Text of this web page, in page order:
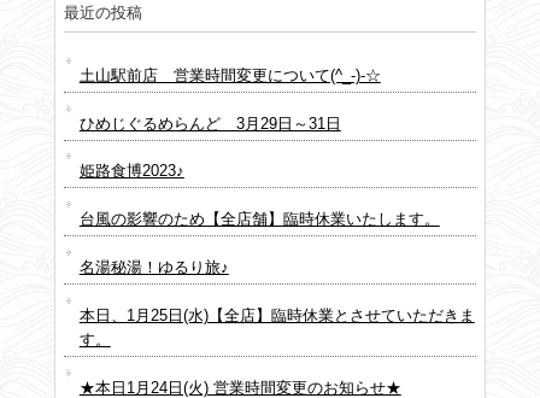
最近の投稿
土山駅前店 営業時間変更について(^_-)-☆
ひめじぐるめらんど 3月29日～31日
姫路食博2023♪
台風の影響のため【全店舗】臨時休業いたします。
名湯秘湯！ゆるり旅♪
本日、1月25日(水)【全店】臨時休業とさせていただきま
す。
★本日1月24日(火) 営業時間変更のお知らせ★